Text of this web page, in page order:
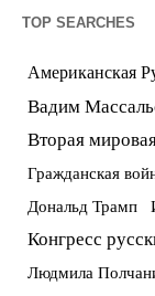
TOP SEARCHES
Американская
Вадим
Вторая
Гражданская
Дональд Трамп
Конгресс
Людмила